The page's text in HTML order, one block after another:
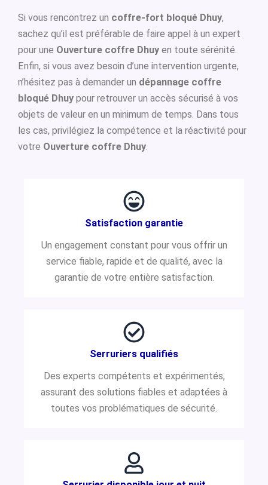
Si vous rencontrez un coffre-fort bloqué Dhuy,
sachez qu’il est préférable de faire appel à un expert
pour une Ouverture coffre Dhuy en toute sérénité.
Enfin, si vous avez besoin d’une intervention urgente,
n’hésitez pas à demander un dépannage coffre
bloqué Dhuy pour retrouver un accès sécurisé à vos
objets de valeur en un minimum de temps. Dans tous
les cas, privilégiez la compétence et la réactivité pour
votre Ouverture coffre Dhuy.
Satisfaction garantie
Un engagement constant pour vous offrir un
service fiable, rapide et de qualité, avec la
garantie de votre entière satisfaction.
Serruriers qualifiés
Des experts compétents et expérimentés,
assurant des solutions fiables et adaptées à
toutes vos problématiques de sécurité.